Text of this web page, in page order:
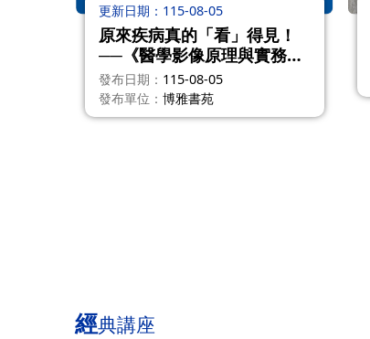
更新日期 115-08-05
原來疾病真的「看」得見！
──《醫學影像原理與實務》
帶學生探索 CT、MRI 的世界
---盧家鋒
發布日期
115-08-05
發布單位
博雅書苑
經典講座